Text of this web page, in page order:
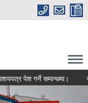
पेश गर्ने सम्वन्धमा।